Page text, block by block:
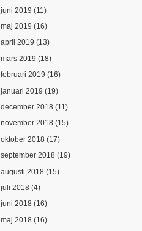
juni 2019 (11)
maj 2019 (16)
april 2019 (13)
mars 2019 (18)
februari 2019 (16)
januari 2019 (19)
december 2018(11)
november 2018(15)
oktober 2018(17)
september 2018(19)
augusti 2018(15)
juli 2018(4)
juni 2018(16)
maj 2018(16)